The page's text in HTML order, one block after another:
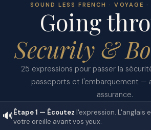
SOUND LESS FRENCH · VOYAGE
Going
Security &
25 expressions pour passer la
passeports et l'embarquement —
assurance.
🔊Étape 1 — Écoutez l'expression. L'anglais
votre oreille avant vos yeux.